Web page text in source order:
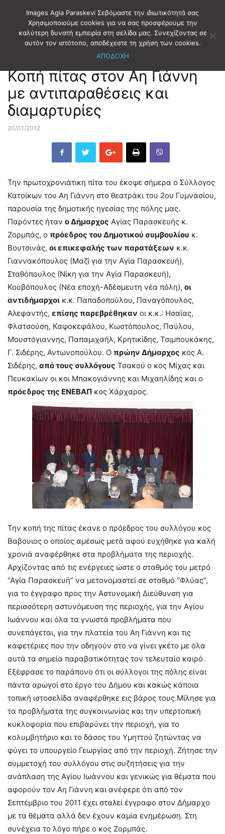
Αρχική ΣΥΛΛΟΓΟΙ-ΦΟΡΕΙΣ ΣΥΛΛΟΓΟΙ
Κοπή πίτας στον Αη Γιάννη
με αντιπαραθέσεις και
διαμαρτυρίες
20/01/2012
Την πρωτοχρονιάτικη πίτα του έκοψε σήμερα ο Σύλλογος
Κατοίκων του Αη Γιάννη στο θεατράκι του 2ου Γυμνασίου,
παρουσία της δημοτικής ηγεσίας της πόλης μας.
Παρόντες ήταν ο Δήμαρχος Αγίας Παρασκευής κ.
Ζορμπάς, ο πρόεδρος του Δημοτικού συμβουλίου κ.
Βουτσινάς, οι επικεφαλής των παρατάξεων κ.κ.
Γιαννακόπουλος (Μαζί για την Αγία Παρασκευή),
Σταθόπουλος (Νίκη για την Αγία Παρασκευή),
Κουβόπουλος (Νέα εποχή-Αδέσμευτη νέα πόλη), οι
αντιδήμαρχοι κ.κ. Παπαδοπούλου, Παναγόπουλος,
Αλεφαντής, επίσης παρεβρέθηκαν οι κ.κ.: Ησαϊας,
Φλατσούση, Καψοκεφάλου, Κωστόπουλος, Παύλου,
Μουστόγιαννης, Παπαμιχαήλ, Κρητικίδης, Τσιμπουκάκης,
Γ. Σιδέρης, Αντωνοπούλου. Ο πρώην Δήμαρχος κος Α.
Σιδέρης, από τους συλλόγους Τσακού ο κος Μίχας και
Πευκακίων οι κοι Μπακογιάννης και Μιχαηλίδης και ο
πρόεδρος της ΕΝΕΒΑΠ κος Χάρχαρος.
Την κοπή της πίτας έκανε ο πρόεδρος του συλλόγου κος
Βαβουιος ο οποίος αμέσως μετά αφού ευχήθηκε για καλή
χρονιά αναφέρθηκε στα προβλήματα της περιοχής.
Αρχίζοντας από τις ενέργειες ώστε ο σταθμός του μετρό
“Αγία Παρασκευή” να μετονομαστεί σε σταθμό “Φλύας”,
για το έγγραφο προς την Αστυνομική Διεύθυνση για
περισσότερη αστυνόμευση της περιοχής, για την Αγίου
Ιωάννου και όλα τα γνωστά προβλήματα που
συνεπάγεται, για την πλατεία του Αη Γιάννη και τις
καφετέριες που την οδηγούν στο να γίνει γκέτο με όλα
αυτά τα σημεία παραβατικότητας τον τελευταίο καιρό.
Εξέφρασε το παράπονο ότι οι σύλλογοι της πόλης είναι
πάντα αρωγοί στο έργο του Δήμου και κακώς κάποια
τοπική ιστοσελίδα αναφέρθηκε εις βάρος τους.Μίλησε για
τα προβλήματα της συγκοινωνίας και την υπερτοπική
κυκλοφορία που επιβαρύνει την περιοχή, για το
κολυμβητήριο και το δάσος του Υμηττού ζητώντας να
φύγει το υπουργείο Γεωργίας από την περιοχή. Ζήτησε την
συμμετοχή του συλλόγου στις συζητήσεις για την
ανάπλαση της Αγίου Ιωάννου και γενικώς για θέματα που
αφορούν τον Αη Γιάννη και ανέφερε ότι από τον
Σεπτέμβριο του 2011 έχει σταλεί έγγραφο στον Δήμαρχο
με τα θέματα αλλά δεν έχουν καμία ενημέρωση. Στη
συνέχεια το λόγο πήρε ο κος Ζορμπάς.
Images Agia Paraskevi Σεβόμαστε την ιδιωτικότητά σας
Χρησιμοποιούμε cookies για να σας προσφέρουμε την
καλύτερη δυνατή εμπειρία στη σελίδα μας. Συνεχίζοντας σε
αυτόν τον ιστότοπο, αποδέχεστε τη χρήση των cookies.
ΑΠΟΔΟΧΗ